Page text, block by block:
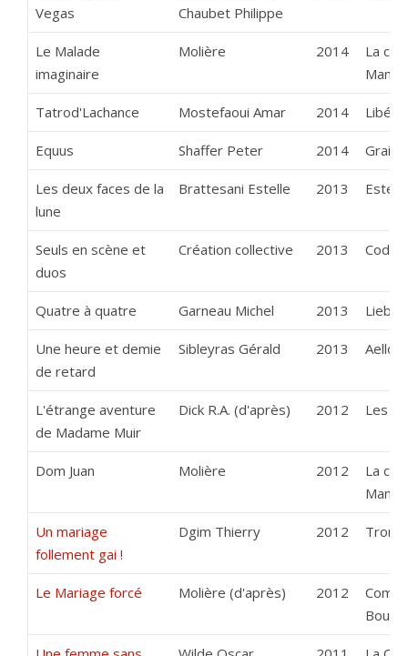
Vegas
Chaubet Philippe
Le Malade
imaginaire
Molière 2014
La
Tatrod'Lachance Mostefaoui Amar 2014 Libéro
Equus Shaffer Peter 2014
Les deux faces de la
lune
Brattesani Estelle 2013
Seuls en scène et
duos
Création collective 2013
Quatre à quatre Garneau Michel 2013
Une heure et demie
de retard
Sibleyras Gérald 2013 Aello
L'étrange aventure
de Madame Muir
Dick R.A. (d'après) 2012 Les
Dom Juan Molière 2012
La
Un mariage
follement gai !
Dgim Thierry 2012
Le Mariage forcé Molière (d'après) 2012